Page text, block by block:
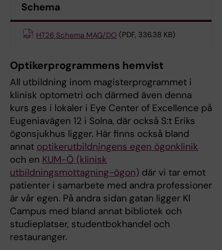
Schema
HT26 Schema MAG/DO (PDF, 336.38 KB)
Optikerprogrammens hemvist
All utbildning inom magisterprogrammet i
klinisk optometri och därmed även denna
kurs ges i lokaler i Eye Center of Excellence på
Eugeniavägen 12 i Solna, där också S:t Eriks
ögonsjukhus ligger. Här finns också bland
annat optikerutbildningens egen ögonklinik
och en KUM-Ö (klinisk
utbildningsmottagning-ögon) där vi tar emot
patienter i samarbete med andra professioner
är vår egen. På andra sidan gatan ligger KI
Campus med bland annat bibliotek och
studieplatser, studentbokhandel och
restauranger.